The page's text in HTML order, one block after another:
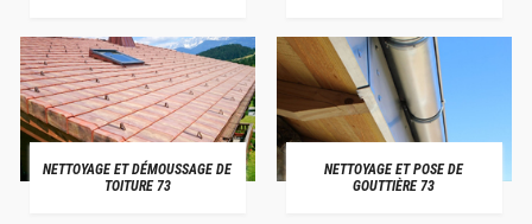
NETTOYAGE ET DÉMOUSSAGE DE
TOITURE 73
NETTOYAGE ET POSE DE
GOUTTIÈRE 73